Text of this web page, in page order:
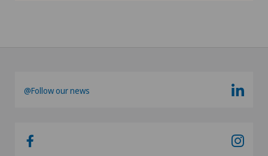
@Follow our news